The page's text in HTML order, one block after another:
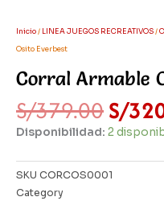
Inicio/ LINEA JUEGOS RECREATIVOS/
Osito Everbest
Corral Armable
S/379.00El
era:
S/
S/
Disponibilidad: 2
SKU CORCOS0001
Category